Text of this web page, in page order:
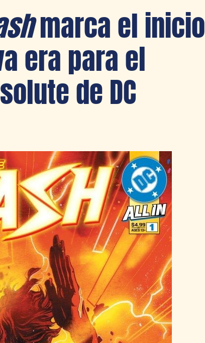
marca el inicio
era para el
de DC